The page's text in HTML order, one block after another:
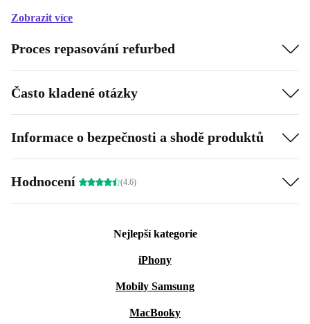
Zobrazit více
Proces repasování refurbed
Často kladené otázky
Informace o bezpečnosti a shodě produktů
Hodnocení (4.6)
Nejlepší kategorie
iPhony
Mobily Samsung
MacBooky